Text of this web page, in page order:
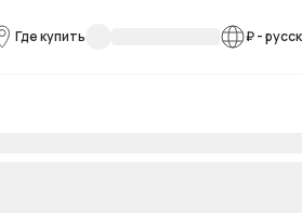
Где купить ₽-